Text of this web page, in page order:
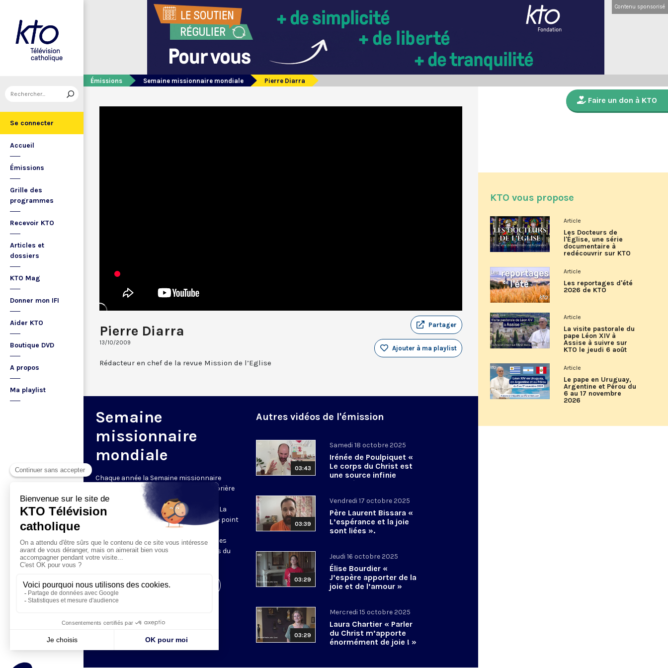
Se connecter
Accueil
Émissions
Grille des
programmes
Recevoir KTO
Articles et
dossiers
KTO Mag
Donner mon IFI
Aider KTO
Boutique DVD
A propos
Ma playlist
Contenu sponsorisé
Émissions Semaine missionnaire mondiale Pierre Diarra
Pierre Diarra
13/10/2009
Partager
Ajouter à ma playlist
Rédacteur en chef de la revue Mission de l’Eglise
Semaine
missionnaire
mondiale
Chaque année la Semaine missionnaire
mondiale appelle les catholiques à la prière
et au partage, pour soutenir la vie et la
mission des Églises locales du monde. La
quête du Dimanche de la Mission est le point
culminant de la Semaine missionnaire
mondiale. KTO vous invite à découvrir des
témoins de la mission aux quatre coins du
monde.
Visiter la page de l'émission
Autres vidéos de l'émission
03:43
Samedi 18 octobre 2025
Irénée de Poulpiquet «
Le corps du Christ est
une source infinie
d’espérance »
03:39
Vendredi 17 octobre 2025
Père Laurent Bissara «
L’espérance et la joie
sont liées ».
03:29
Jeudi 16 octobre 2025
Élise Bourdier «
J’espère apporter de la
joie et de l’amour »
03:29
Mercredi 15 octobre 2025
Laura Chartier « Parler
du Christ m’apporte
énormément de joie ! »
Faire un don à KTO
KTO vous propose
Article
Les Docteurs de
l'Église, une série
documentaire à
redécouvrir sur KTO
Article
Les reportages d'été
2026 de KTO
Article
La visite pastorale du
pape Léon XIV à
Assise à suivre sur
KTO le jeudi 6 août
Article
Le pape en Uruguay,
Argentine et Pérou du
6 au 17 novembre
2026